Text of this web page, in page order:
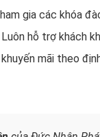
gia các khóa
hỗ trợ khách
mãi theo